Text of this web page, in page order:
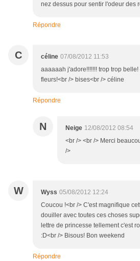
nez dessus pour sentir l'odeur des
Répondre
C céline 07/08/2012 11:53
aaaaaah j'adore!!!!!!! trop trop
fleurs!<br /> bises<br /> céline
Répondre
N Neige 12/08/2012 08:54
<br /> <br /> Merci
/>
W Wyss 05/08/2012 12:24
Coucou !<br /> C'est magnifique
douiller avec toutes ces choses
lettre de princesse tellement c'est
:D<br /> Bisous! Bon weekend
Répondre